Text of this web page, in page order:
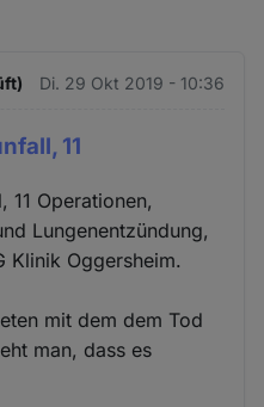
Di. 29 Okt 2019 - 10:36
11
11 Operationen,
Lungenentzündung,
Klinik Oggersheim.
mit dem dem Tod
man, dass es